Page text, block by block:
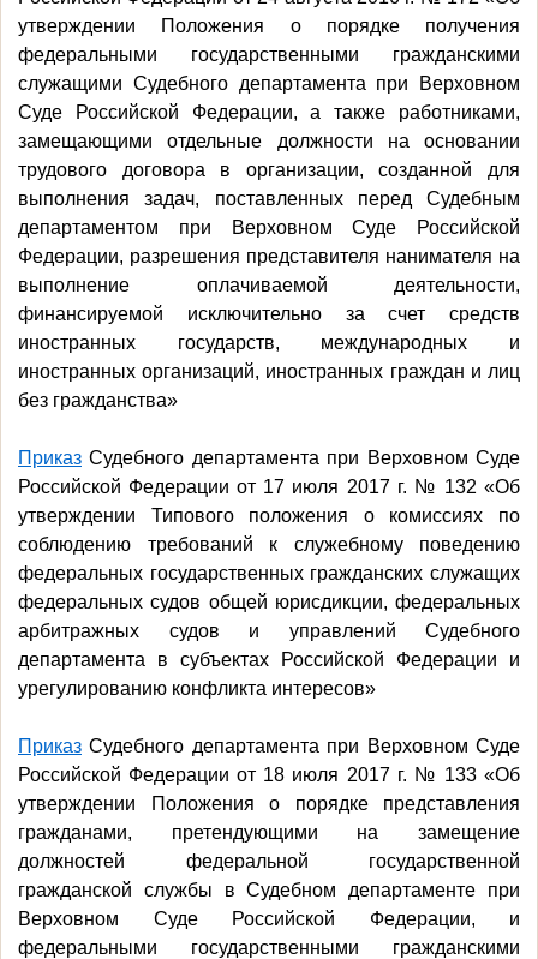
утверждении Положения о порядке получения
федеральными государственными гражданскими
служащими Судебного департамента при Верховном
Суде Российской Федерации, а также работниками,
замещающими отдельные должности на основании
трудового договора в организации, созданной для
выполнения задач, поставленных перед Судебным
департаментом при Верховном Суде Российской
Федерации, разрешения представителя нанимателя на
выполнение оплачиваемой деятельности,
финансируемой исключительно за счет средств
иностранных государств, международных и
иностранных организаций, иностранных граждан и лиц
без гражданства»
Приказ Судебного департамента при Верховном Суде
Российской Федерации от 17 июля 2017 г. № 132 «Об
утверждении Типового положения о комиссиях по
соблюдению требований к служебному поведению
федеральных государственных гражданских служащих
федеральных судов общей юрисдикции, федеральных
арбитражных судов и управлений Судебного
департамента в субъектах Российской Федерации и
урегулированию конфликта интересов»
Приказ Судебного департамента при Верховном Суде
Российской Федерации от 18 июля 2017 г. № 133 «Об
утверждении Положения о порядке представления
гражданами, претендующими на замещение
должностей федеральной государственной
гражданской службы в Судебном департаменте при
Верховном Суде Российской Федерации, и
федеральными государственными гражданскими